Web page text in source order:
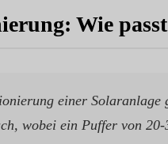
Wie
einer Solaranlage
wobei ein Puffer von